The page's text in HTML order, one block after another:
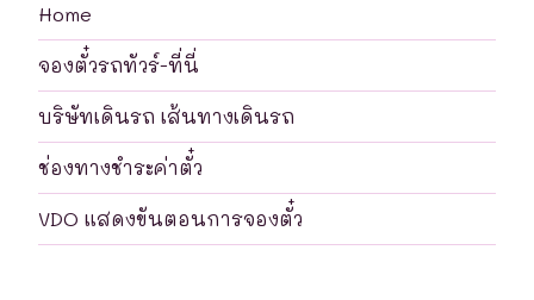
Home
จองตั๋วรถทัวร์-ที่นี่
บริษัทเดินรถ เส้นทางเดินรถ
ช่องทางชำระค่าตั๋ว
VDO แสดงขันตอนการจองตั๋ว